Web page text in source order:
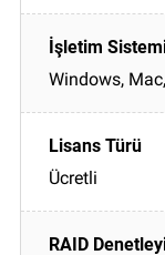
Windows,
Ücretli